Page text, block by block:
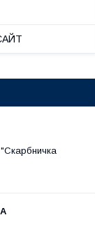
"Скарбничка